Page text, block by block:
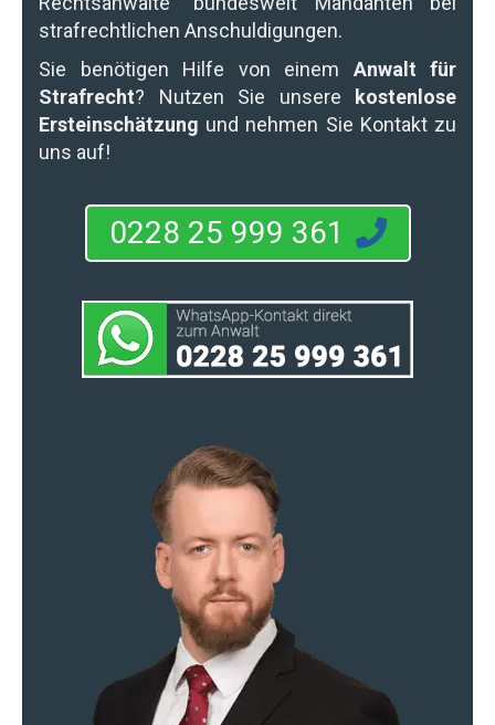
strafrechtlichen Anschuldigungen.
Sie benötigen Hilfe von einem Anwalt für
Strafrecht? Nutzen Sie unsere kostenlose
Ersteinschätzung und nehmen Sie Kontakt zu
uns auf!
0228 25 999 361